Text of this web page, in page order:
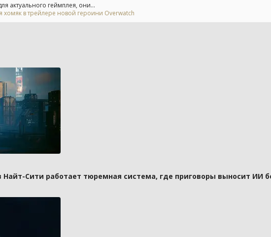
актуального геймплея, они...
в трейлере новой героини Overwatch
Найт-Сити работает тюремная система, где приговоры выносит ИИ